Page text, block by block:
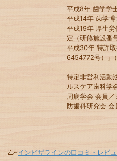
平成8年 歯学学
平成14年 歯学博
平成19年 厚生
定（研修施設番
平成30年 特許
6454772号）」）
特定非営利活動
ルスケア歯科学
周病学会 会員
防歯科研究会
-インビザラインの口コミ・レビ